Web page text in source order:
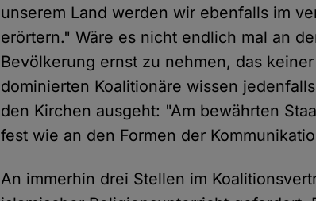
unserem Land werden wir ebenfalls im
erörtern." Wäre es nicht endlich mal an
Bevölkerung ernst zu nehmen, das
dominierten Koalitionäre wissen
den Kirchen ausgeht: "Am bewährten
fest wie an den Formen der
An immerhin drei Stellen im